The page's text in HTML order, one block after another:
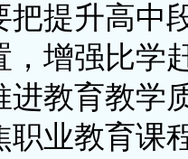
把提升高中
，增强比学
进教育教学
职业教育课